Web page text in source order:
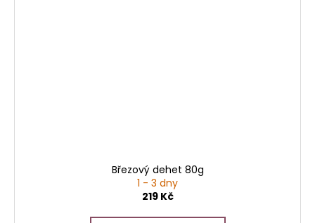
Březový dehet 80g
1 - 3 dny
219 Kč